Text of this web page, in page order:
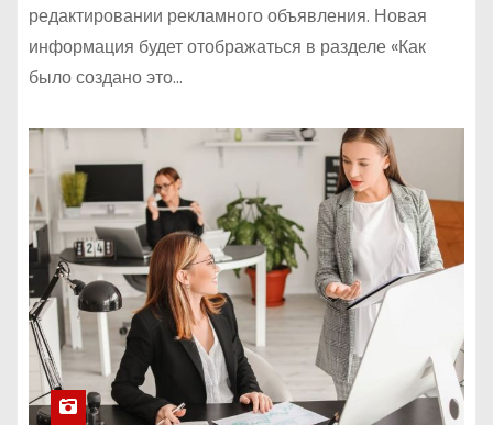
редактировании рекламного объявления. Новая
информация будет отображаться в разделе «Как
было создано это…